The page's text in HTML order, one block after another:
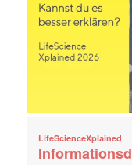
LifeScienceXplained